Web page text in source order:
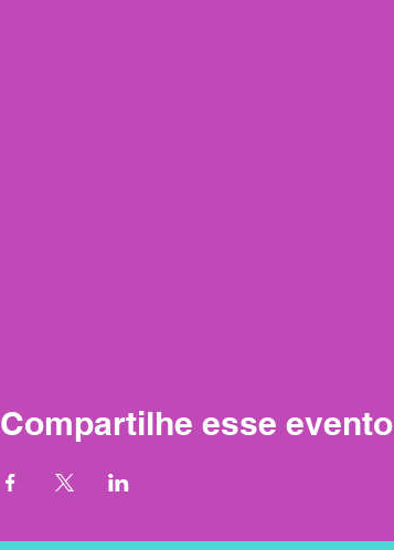
Compartilhe esse evento